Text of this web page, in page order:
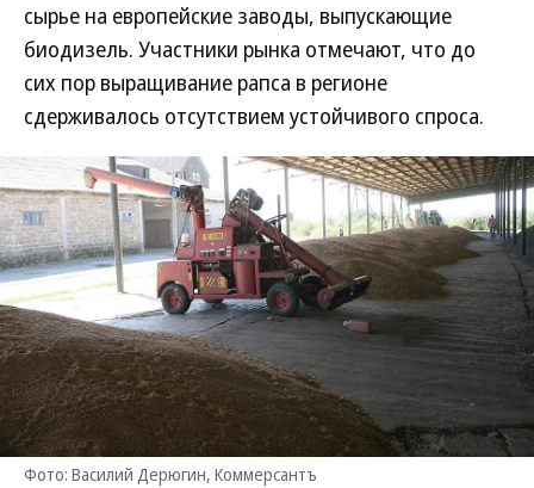
сырье на европейские заводы, выпускающие
биодизель. Участники рынка отмечают, что до
сих пор выращивание рапса в регионе
сдерживалось отсутствием устойчивого спроса.
Фото: Василий Дерюгин, Коммерсантъ